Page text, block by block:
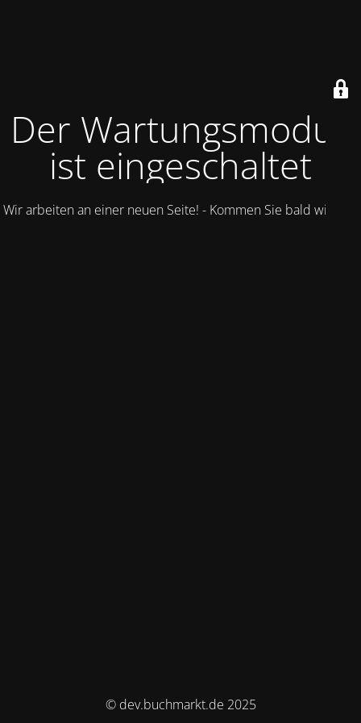
Der Wartungsmodus
ist eingeschaltet
Wir arbeiten an einer neuen Seite! - Kommen Sie bald wieder.
© dev.buchmarkt.de 2025